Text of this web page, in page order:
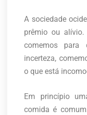
A sociedade
prêmio ou alívio.
comemos para
incerteza,
o que está
Em princípio
comida é